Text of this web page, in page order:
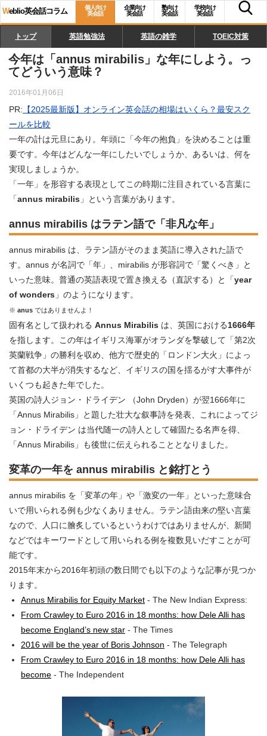
Weblio英会話コラム
個人向け
英会話
企業向け
英会話
塾向け
英会話
学校向け
英会話
トップ 英語勉強法 英語の雑学 TOEIC対策
今年は「annus mirabilis」な年にしよう。っ
てどういう意味？
2016年01月06日
PR: 【2025最新版】オンライン英会話の相場はいくら？最安スク
ールを比較
一年の計は元旦にあり。年頭に「今年の抱負」を決めることは重
要です。今年はどんな一年にしたいでしょうか、あるいは、何を
実現しましょうか。
「一年」を形容する表現としてこの時期に注目されている言葉に
「annus mirabilis 」という言葉があります。
annus mirabilis はラテン語で「非凡な年」
annus mirabilis は、ラテン語がそのまま英語に導入された語で
す。annus が名詞で「年」、mirabilis が形容詞で「驚くべき」と
いった意味。普通の英語表現で置き換える（直訳する）と「year
of wonders 」のようになります。
※ anus ではありませんよ！
固有名として扱われる Annus Mirabilis は、英国における1666年
を指します。この年はイギリス海軍がオランダを撃破して「第2次
英蘭戦争」の勝利を収め、他方で歴史的「ロンドン大火」によっ
て首都の大半が消失するなど、イギリスの国を揺るがす大事件が
いくつも起きた年でした。
英国の詩人ジョン・ドライデン （John Dryden）が翌1666年に
「Annus Mirabilis」と題した壮大な叙事詩を発表、これによってジ
ョン・ドライデン は当代随一の詩人として確固たる名声を得、
「Annus Mirabilis」も後世に伝えられることとなりました。
変革の一年を annus mirabilis と銘打とう
annus mirabilis を「変革の年」や「激変の一年」といった意味合
いで用いられる例も少なくありません。ラテン語由来の堅い言葉
なので、人口に膾炙しているというわけではありませんが、新聞
などではキーワードとして用いられる例を複数見いだすことが可
能です。
2015年末から2016年初頭の数日間でも以下のような記事が見つか
ります。
Annus Mirabilis for Equity Market - The New Indian Express:
From Crawley to Euro 2016 in 18 months: how Dele Alli has
become England’s new star - The Times
2016 will be the year of Boris Johnson - The Telegraph
From Crawley to Euro 2016 in 18 months: how Dele Alli has
become - The Independent